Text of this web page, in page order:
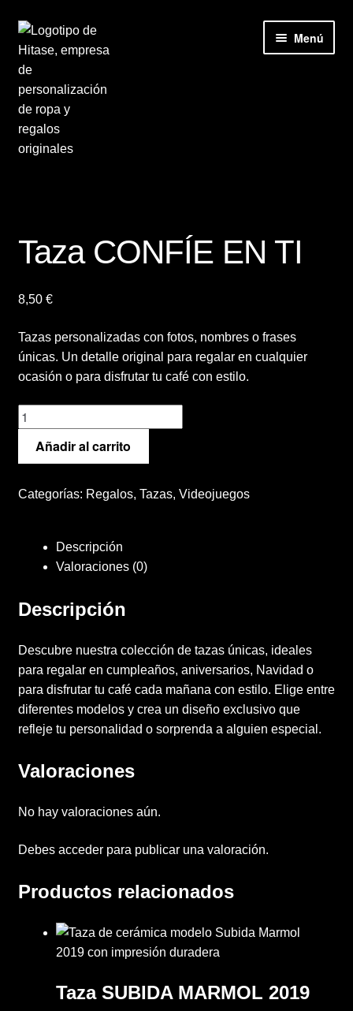
Ir
a
la
navegación
Ir
al
contenido
Menú
Camisetas
Carrito
Contacto
Finalizar compra
Presupuesto ropa laboral personalizada
Ropa
Sample Page
Términos y condiciones de venta
Vinilos
Taza CONFÍE EN TI
8,50 €
Tazas personalizadas con fotos, nombres o frases
únicas. Un detalle original para regalar en cualquier
ocasión o para disfrutar tu café con estilo.
Taza
CONFÍE
cantidad
Añadir al carrito
Categorías: Regalos, Tazas, Videojuegos
Descripción
Valoraciones (0)
Descripción
Descubre nuestra colección de tazas únicas, ideales
para regalar en cumpleaños, aniversarios, Navidad o
para disfrutar tu café cada mañana con estilo. Elige entre
diferentes modelos y crea un diseño exclusivo que
refleje tu personalidad o sorprenda a alguien especial.
Valoraciones
No hay valoraciones aún.
Debes accederpara publicar una valoración.
Productos relacionados
Taza SUBIDA MARMOL 2019